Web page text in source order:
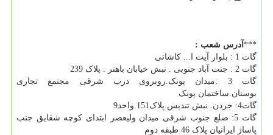
*** آدرس شعب :
گات 1 : بلوار آیت ا... کاشانی
گات 2 : جنت آباد جنوبی . نبش خیابان باهنر . پلاک 239
گات 3 :میدان پونک.روبروی درب شرقی مجتمع تجاری
بوستان.ساختمان پونک
گات4: جردن. نبش تندیس.پلاک151.واحد9
گات 5: ضلع جنوب شرقی میدان ولیعصر ابتدای کوچه شقایق جنب
پاساژ ایرانیان پلاک 46 طبقه دوم